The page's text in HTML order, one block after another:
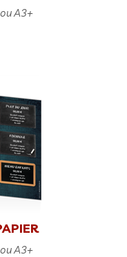
A3+
A3+